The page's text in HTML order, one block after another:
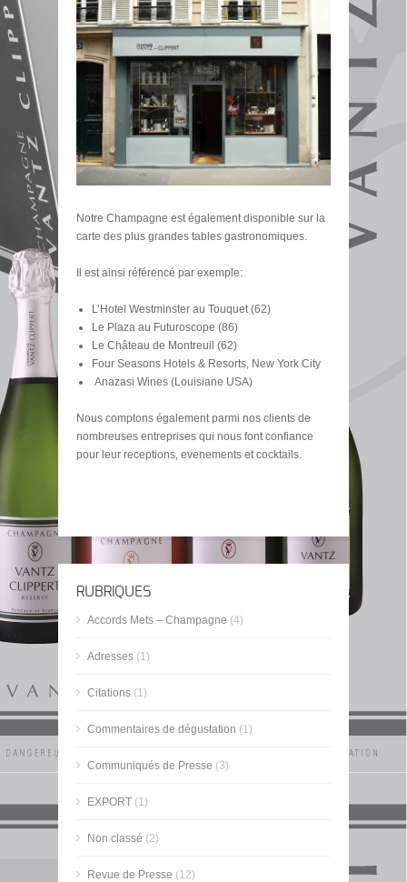
Notre Champagne est également disponible sur la
carte des plus grandes tables gastronomiques.
Il est ainsi référencé par exemple:
L’Hotel Westminster au Touquet (62)
Le Plaza au Futuroscope (86)
Le Château de Montreuil (62)
Four Seasons Hotels & Resorts, New York City
Anazasi Wines (Louisiane USA)
Nous comptons également parmi nos clients de
nombreuses entreprises qui nous font confiance
pour leur receptions, evenements et cocktails.
RUBRIQUES
Accords Mets – Champagne (4)
Adresses (1)
Citations (1)
Commentaires de dégustation (1)
Communiqués de Presse (3)
EXPORT (1)
Non classé (2)
Revue de Presse (12)